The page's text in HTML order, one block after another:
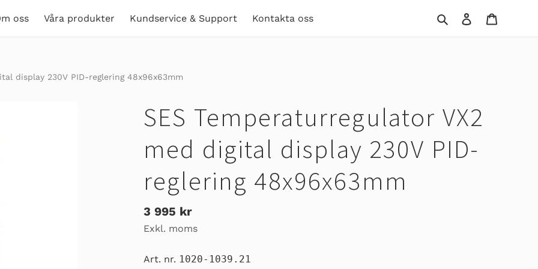
oss Våra produkter Kundservice & Support Kontakta oss Sök Logga in
display 230V PID-reglering 48x96x63mm
SES Temperaturregulator VX2
med digital display 230V PID-
reglering 48x96x63mm
Ordinarie
pris
3 995 kr
Exkl. moms
Art. nr. 1020-1039.21